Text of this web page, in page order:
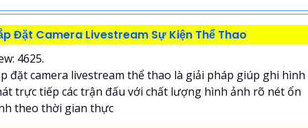
Đặt Camera Livestream Sự Kiện Thể Thao
4625.
đặt camera livestream thể thao là giải pháp giúp ghi hình
trực tiếp các trận đấu với chất lượng hình ảnh rõ nét ổn
theo thời gian thực